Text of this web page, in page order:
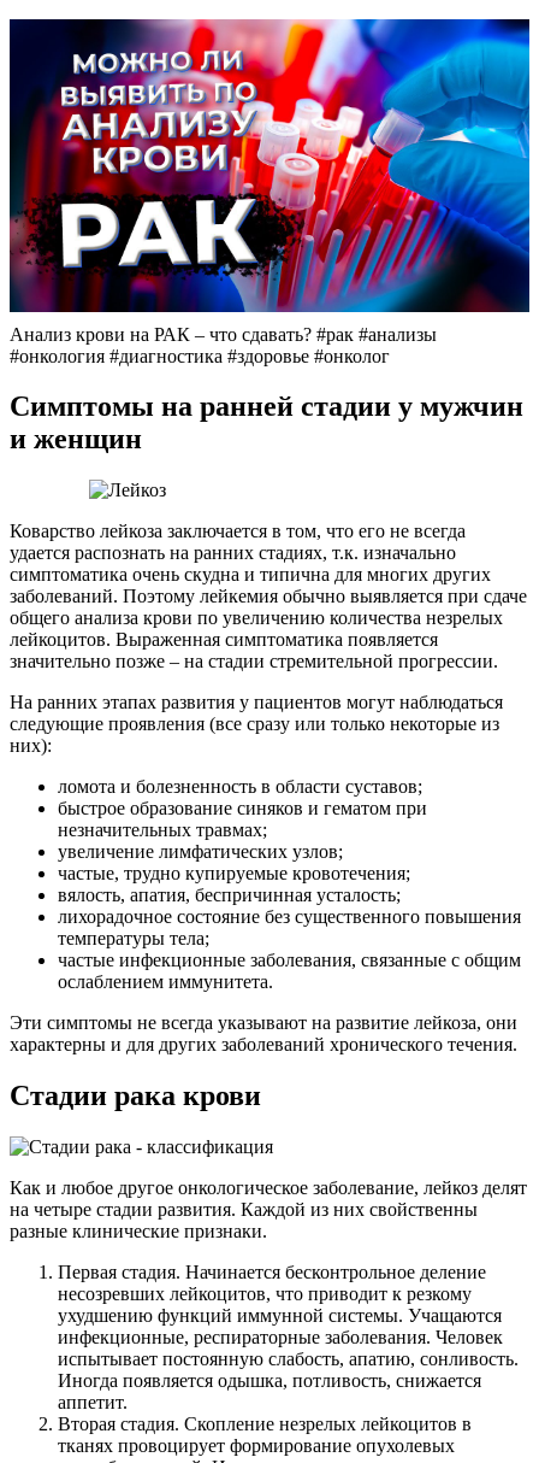
Анализ крови на РАК – что сдавать? #рак #анализы
#онкология #диагностика #здоровье #онколог
Симптомы на ранней стадии у мужчин
и женщин
Коварство лейкоза заключается в том, что его не всегда
удается распознать на ранних стадиях, т.к. изначально
симптоматика очень скудна и типична для многих других
заболеваний. Поэтому лейкемия обычно выявляется при сдаче
общего анализа крови по увеличению количества незрелых
лейкоцитов. Выраженная симптоматика появляется
значительно позже – на стадии стремительной прогрессии.
На ранних этапах развития у пациентов могут наблюдаться
следующие проявления (все сразу или только некоторые из
них):
ломота и болезненность в области суставов;
быстрое образование синяков и гематом при
незначительных травмах;
увеличение лимфатических узлов;
частые, трудно купируемые кровотечения;
вялость, апатия, беспричинная усталость;
лихорадочное состояние без существенного повышения
температуры тела;
частые инфекционные заболевания, связанные с общим
ослаблением иммунитета.
Эти симптомы не всегда указывают на развитие лейкоза, они
характерны и для других заболеваний хронического течения.
Стадии рака крови
Как и любое другое онкологическое заболевание, лейкоз делят
на четыре стадии развития. Каждой из них свойственны
разные клинические признаки.
Первая стадия. Начинается бесконтрольное деление
несозревших лейкоцитов, что приводит к резкому
ухудшению функций иммунной системы. Учащаются
инфекционные, респираторные заболевания. Человек
испытывает постоянную слабость, апатию, сонливость.
Иногда появляется одышка, потливость, снижается
аппетит.
Вторая стадия. Скопление незрелых лейкоцитов в
тканях провоцирует формирование опухолевых